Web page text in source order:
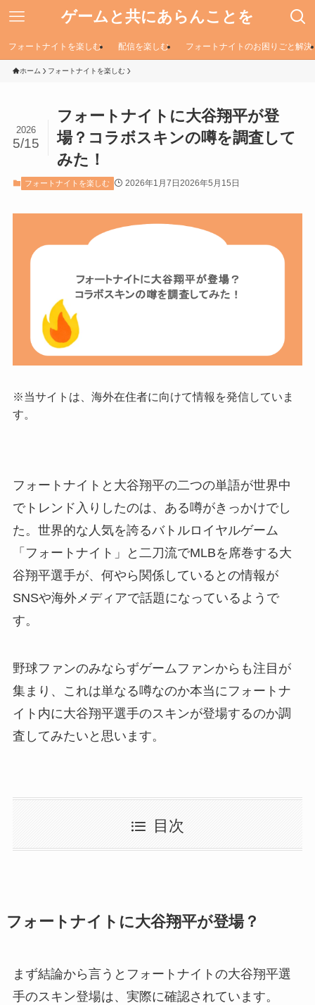
ゲームと共にあらんことを
フォートナイトを楽しむ 配信を楽しむ フォートナイトのお困りごと解決
ホーム フォートナイトを楽しむ
フォートナイトに大谷翔平が登
場？コラボスキンの噂を調査して
みた！
2026
5/15
フォートナイトを楽しむ 2026年1月7日 2026年5月15日
※当サイトは、海外在住者に向けて情報を発信していま
す。
フォートナイトと大谷翔平の二つの単語が世界中
でトレンド入りしたのは、ある噂がきっかけでし
た。世界的な人気を誇るバトルロイヤルゲーム
「フォートナイト」と二刀流でMLBを席巻する大
谷翔平選手が、何やら関係しているとの情報が
SNSや海外メディアで話題になっているようで
す。
野球ファンのみならずゲームファンからも注目が
集まり、これは単なる噂なのか本当にフォートナ
イト内に大谷翔平選手のスキンが登場するのか調
査してみたいと思います。
目次
フォートナイトに大谷翔平が登場？
まず結論から言うとフォートナイトの大谷翔平選
手のスキン登場は、実際に確認されています。